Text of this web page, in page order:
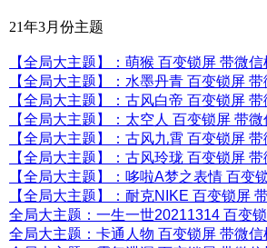
21年3月份主题
【全局大主题】：萌猴 百变锁屏 带微
【全局大主题】：水墨丹青 百变锁屏
【全局大主题】：古风白帝 百变锁屏
【全局大主题】：太空人 百变锁屏 带
【全局大主题】：古风九霄 百变锁屏
【全局大主题】：古风玲珑 百变锁屏
【全局大主题】：哆啦A梦之表情 百变
【全局大主题】：耐克NIKE 百变锁屏
全局大主题：一生一世20211314 百变
全局大主题：卡通人物 百变锁屏 带微